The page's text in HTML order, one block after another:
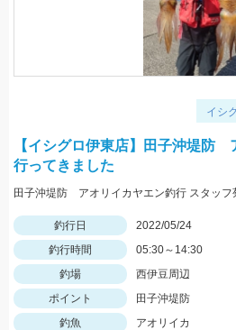
イシ
【イシグロ伊東店】田子沖堤防
行ってきました
釣行日
2022/05/24
釣行時間
05:30～14:30
釣場
西伊豆周辺
ポイント
田子沖堤防
釣魚
アオリイカ